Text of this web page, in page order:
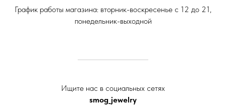
График работы магазина: вторник-воскресенье с 12 до 21,
понедельник-выходной
Ищите нас в социальных сетях
smog_jewelry